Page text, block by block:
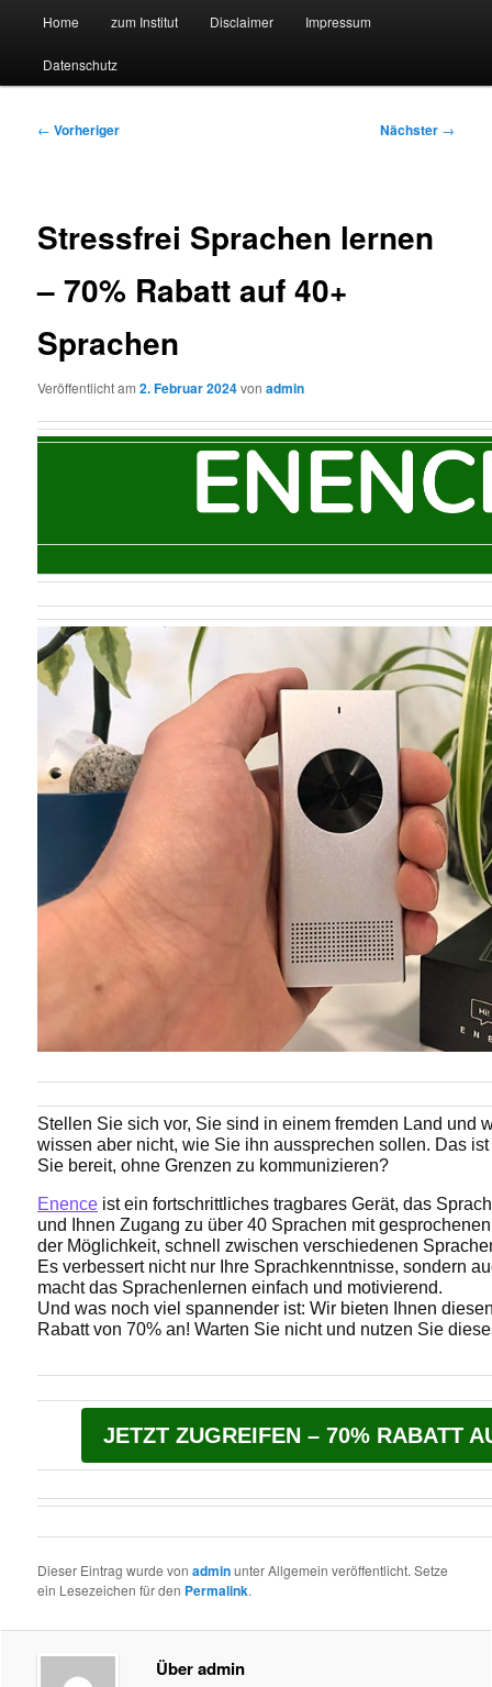
Suchmaschine Forschung und
Technologie
Zum
primären
Zum
sekundären
Home zum Institut Disclaimer Impressum
Datenschutz
Beitragsnavigation
← Vorheriger Nächster →
Stressfrei Sprachen lernen
– 70% Rabatt auf 40+
Sprachen
Veröffentlicht am2. Februar 2024vonadmin
Stellen Sie sich vor, Sie sind in einem fremden Land und
wissen aber nicht, wie Sie ihn aussprechen sollen. Das
Sie bereit, ohne Grenzen zu kommunizieren?
Enence ist ein fortschrittliches tragbares Gerät, das
und Ihnen Zugang zu über 40 Sprachen mit
der Möglichkeit, schnell zwischen verschiedenen
Es verbessert nicht nur Ihre Sprachkenntnisse, sondern
macht das Sprachenlernen einfach und motivierend.
Und was noch viel spannender ist: Wir bieten Ihnen
Rabatt von 70% an! Warten Sie nicht und nutzen Sie
JETZT ZUGREIFEN – 70% RABATT
Dieser Eintrag wurde vonadminunter Allgemein veröffentlicht. Setze
ein Lesezeichen für den Permalink.
Über admin